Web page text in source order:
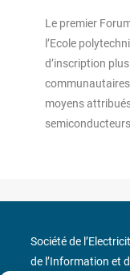
Le premier
l’Ecole
d’inscription
communautaires
moyens
Société de
de l’Information et